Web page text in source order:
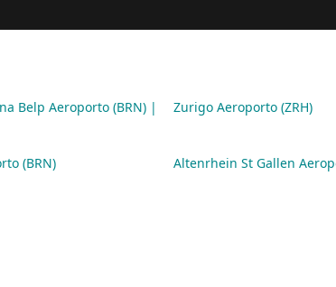
Belp Aeroporto (BRN) |
Zurigo Aeroporto (ZRH)
(BRN) Altenrhein St Gallen